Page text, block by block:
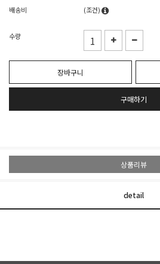
배송비
(조건)
수량
장바구니
구매하기
상품리뷰
detail